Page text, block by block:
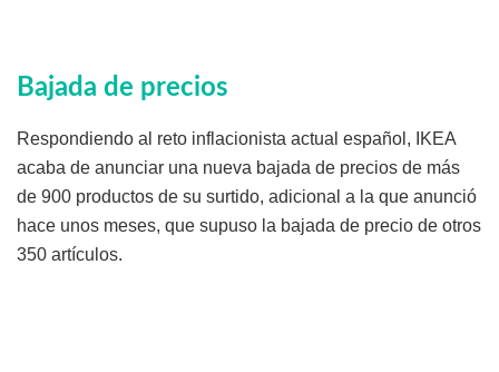
Bajada de precios
Respondiendo al reto inflacionista actual español, IKEA
acaba de anunciar una nueva bajada de precios de más
de 900 productos de su surtido, adicional a la que anunció
hace unos meses, que supuso la bajada de precio de otros
350 artículos.